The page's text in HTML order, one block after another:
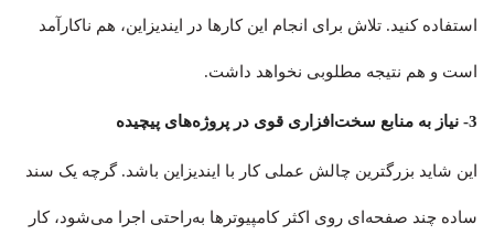
استفاده کنید. تلاش برای انجام این کارها در ایندیزاین، هم ناکارآمد
است و هم نتیجه مطلوبی نخواهد داشت.
3- نیاز به منابع سخت‌افزاری قوی در پروژه‌های پیچیده
این شاید بزرگترین چالش عملی کار با ایندیزاین باشد. گرچه یک سند
ساده چند صفحه‌ای روی اکثر کامپیوترها به‌راحتی اجرا می‌شود، کار